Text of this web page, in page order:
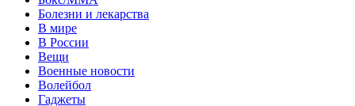
Болезни и лекарства
В мире
В России
Вещи
Военные новости
Волейбол
Гаджеты